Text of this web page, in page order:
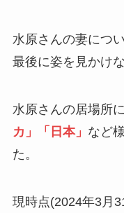
水原さんの妻につ
最後に姿を見かけ
水原さんの居場所
カ」「日本」 など
た。
現時点(2024年3月